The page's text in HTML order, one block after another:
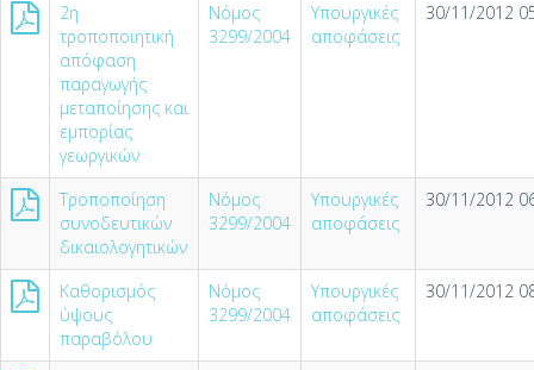
2η
τροποποιητική
απόφαση
παραγωγής
μεταποίησης και
εμπορίας
γεωργικών
Νόμος
3299/2004
Υπουργικές
αποφάσεις
30/11/2012
Τροποποίηση
συνοδευτικών
δικαιολογητικών
Νόμος
3299/2004
Υπουργικές
αποφάσεις
30/11/2012
Καθορισμός
ύψους
παραβόλου
Νόμος
3299/2004
Υπουργικές
αποφάσεις
30/11/2012